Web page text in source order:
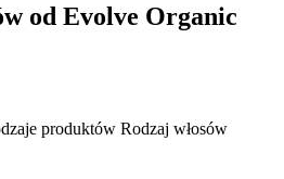
od Evolve Organic
produktów Rodzaj włosów